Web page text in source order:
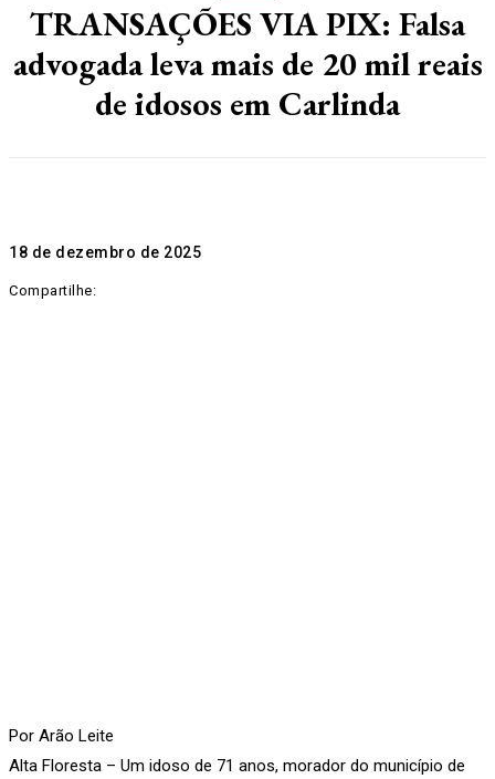
TRANSAÇÕES VIA PIX: Falsa
advogada leva mais de 20 mil reais
de idosos em Carlinda
18 de dezembro de 2025
Compartilhe:
Por Arão Leite
Alta Floresta – Um idoso de 71 anos, morador do município de